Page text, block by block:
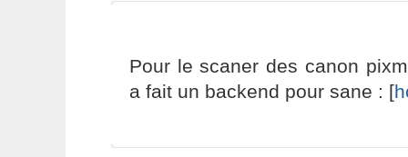
Pour le scaner des canon
a fait un backend pour sane : [